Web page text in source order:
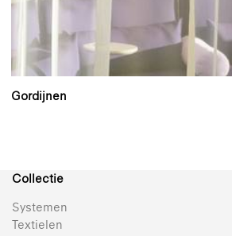
Gordijnen
Collectie
Systemen
Textielen